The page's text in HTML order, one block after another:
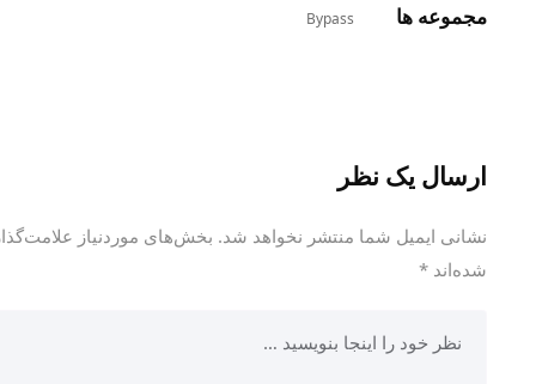
مجموعه ها Bypass
ارسال یک نظر
نشانی ایمیل شما منتشر نخواهد شد. بخش‌های موردنیاز علامت‌گذاری
شده‌اند *